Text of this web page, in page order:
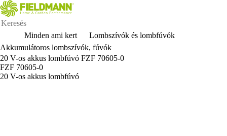
Minden ami kert
Lombszívók és lombfúvók
Akkumulátoros lombszívók, fúvók
20 V-os akkus lombfúvó FZF 70605-0
FZF 70605-0
20 V-os akkus lombfúvó